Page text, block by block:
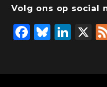
Volg ons op social
F
Bl
Li
X